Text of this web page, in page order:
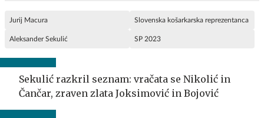
Jurij Macura Slovenska košarkarska reprezentanca
Aleksander Sekulić SP 2023
Sekulić razkril seznam: vračata se Nikolić in
Čančar, zraven zlata Joksimović in Bojović